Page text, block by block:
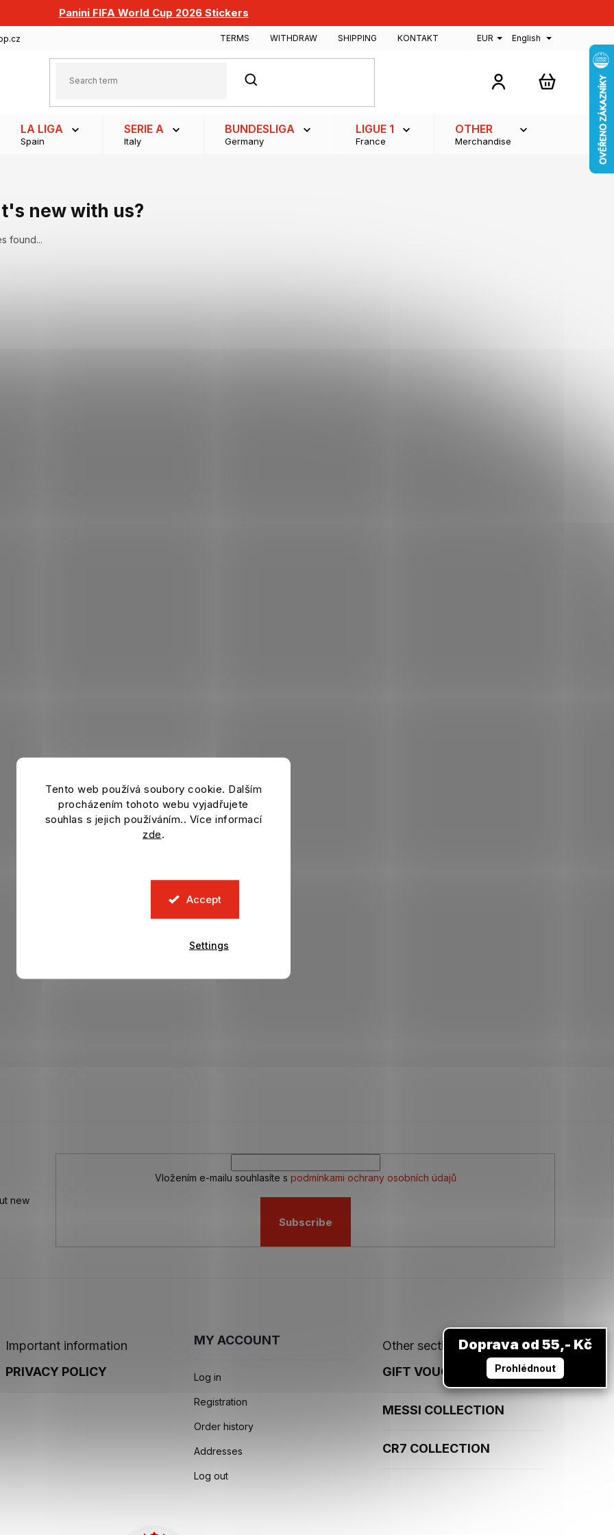
Tento web používá soubory cookie. Dalším
procházením tohoto webu vyjadřujete
souhlas s jejich používáním.. Více informací
zde.
Accept
Settings
Panini FIFA World Cup 2026 Stickers
TERMS WITHDRAW SHIPPING KONTAKT EUR English
SEARCH
SHOPPING
LA LIGA
Spain
SERIE A
Italy
BUNDESLIGA
Germany
LIGUE 1
France
OTHER
Merchandise
new with us?
found...
new
Vložením e-mailu souhlasíte s podmínkami ochrany osobních údajů
Subscribe
Important information
PRIVACY POLICY
MY ACCOUNT
Log in
Registration
Order history
Addresses
Log out
Other sections
GIFT VOUCHERS
MESSI COLLECTION
CR7 COLLECTION
Doprava od 55,- Kč
Prohlédnout